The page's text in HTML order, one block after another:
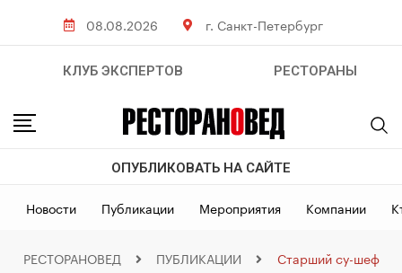
08.08.2026 г. Санкт-Петербург
КЛУБ ЭКСПЕРТОВ РЕСТОРАНЫ
ОПУБЛИКОВАТЬ НА САЙТЕ
Новости Публикации Мероприятия Компании
РЕСТОРАНОВЕД ПУБЛИКАЦИИ
Старший су-шеф